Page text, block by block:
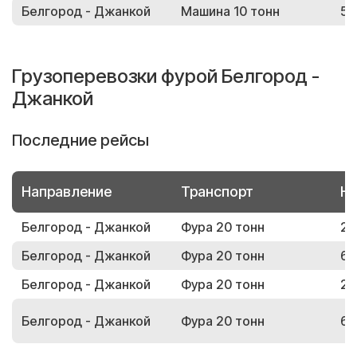
Белгород - Джанкой
Машина 10 тонн
Грузоперевозки фурой Белгород -
Джанкой
Последние рейсы
Направление Транспорт
Белгород - Джанкой Фура 20 тонн
Белгород - Джанкой
Фура 20 тонн
Белгород - Джанкой
Фура 20 тонн
Белгород - Джанкой Фура 20 тонн